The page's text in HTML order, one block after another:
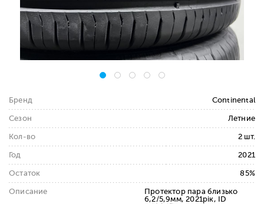
Бренд Continental
Сезон Летние
Кол-во 2 шт.
Год 2021
Остаток 85%
Описание
Протектор пара близько
6,2/5,9мм, 2021рік, ID